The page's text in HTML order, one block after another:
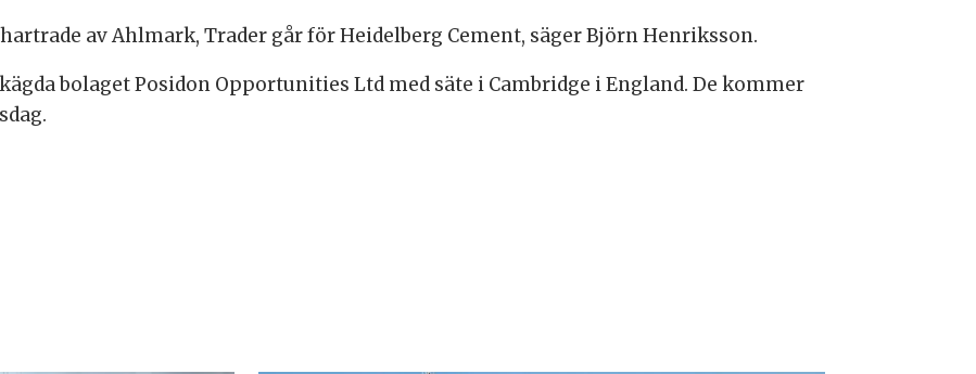
av Ahlmark, Trader går för Heidelberg Cement, säger Björn Henriksson.
bolaget Posidon Opportunities Ltd med säte i Cambridge i England. De kommer